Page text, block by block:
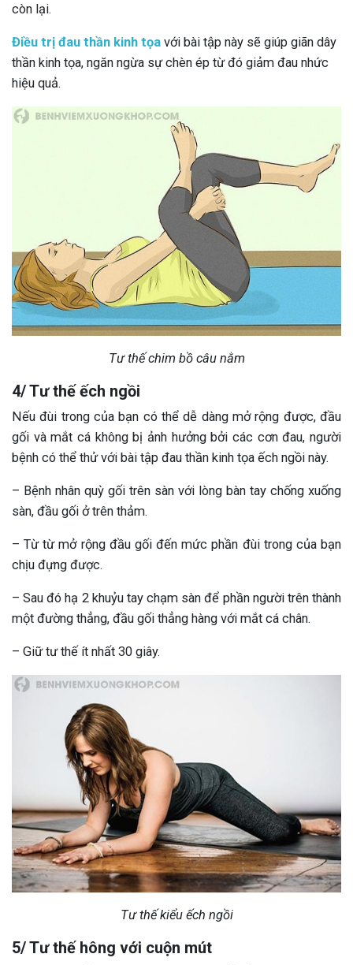
còn lại.
Điều trị đau thần kinh tọa với bài tập này sẽ giúp giãn dây
thần kinh tọa, ngăn ngừa sự chèn ép từ đó giảm đau nhức
hiệu quả.
Tư thế chim bồ câu nằm
4/ Tư thế ếch ngồi
Nếu đùi trong của bạn có thể dễ dàng mở rộng được, đầu
gối và mắt cá không bị ảnh hưởng bởi các cơn đau, người
bệnh có thể thử với bài tập đau thần kinh tọa ếch ngồi này.
– Bệnh nhân quỳ gối trên sàn với lòng bàn tay chống xuống
sàn, đầu gối ở trên thảm.
– Từ từ mở rộng đầu gối đến mức phần đùi trong của bạn
chịu đựng được.
– Sau đó hạ 2 khuỷu tay chạm sàn để phần người trên thành
một đường thẳng, đầu gối thẳng hàng với mắt cá chân.
– Giữ tư thế ít nhất 30 giây.
Tư thế kiểu ếch ngồi
5/ Tư thế hông với cuộn mút